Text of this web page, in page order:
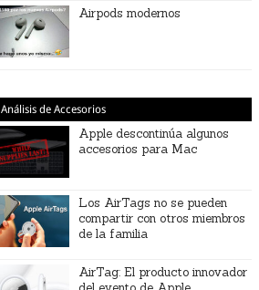
Airpods modernos
Análisis de Accesorios
Apple descontinúa algunos
accesorios para Mac
Los AirTags no se pueden
compartir con otros miembros
de la familia
AirTag: El producto innovador